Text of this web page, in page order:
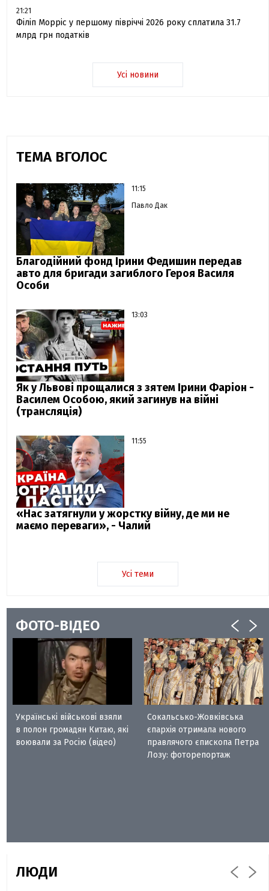
21:21
Філіп Морріс у першому півріччі 2026 року сплатила 31.7
млрд грн податків
Усі новини
ТЕМА ВГОЛОС
11:15
Павло Дак
Благодійний фонд Ірини Федишин передав
авто для бригади загиблого Героя Василя
Особи
13:03
Як у Львові прощалися з зятем Ірини Фаріон -
Василем Особою, який загинув на війні
(трансляція)
11:55
«Нас затягнули у жорстку війну, де ми не
маємо переваги», - Чалий
Усі теми
ФОТО-ВІДЕО
Українські військові взяли
в полон громадян Китаю, які
воювали за Росію (відео)
Сокальсько-Жовківська
єпархія отримала нового
правлячого єпископа Петра
Лозу: фоторепортаж
ЛЮДИ